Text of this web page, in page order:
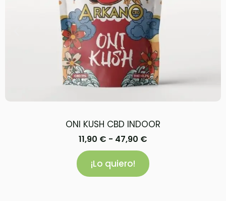
ONI KUSH CBD INDOOR
11,90 € - 47,90 €
¡Lo quiero!